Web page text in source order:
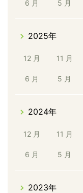
6 月 5 月
2025年
12 月 11 月
6 月 5 月
2024年
12 月 11 月
6 月 5 月
2023年